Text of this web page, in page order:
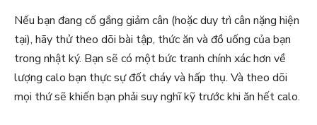
Nếu bạn đang cố gắng giảm cân (hoặc duy trì cân nặng hiện
tại), hãy thử theo dõi bài tập, thức ăn và đồ uống của bạn
trong nhật ký. Bạn sẽ có một bức tranh chính xác hơn về
lượng calo bạn thực sự đốt cháy và hấp thụ. Và theo dõi
mọi thứ sẽ khiến bạn phải suy nghĩ kỹ trước khi ăn hết calo.